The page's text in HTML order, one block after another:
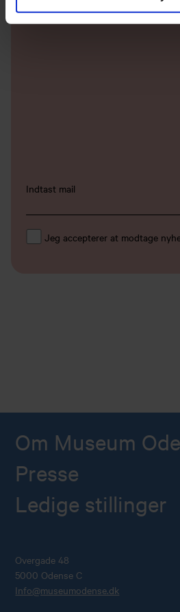
meget mere.
email input
Jeg accepterer at modtage
Om Museum
Presse
Ledige stillinger
Overgade 48
5000 Odense C
Info@museumodense.dk